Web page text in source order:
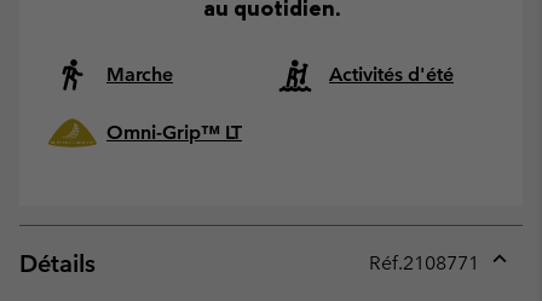
au quotidien.
Marche Activités d'été
Omni-Grip™ LT
Détails Réf.2108771